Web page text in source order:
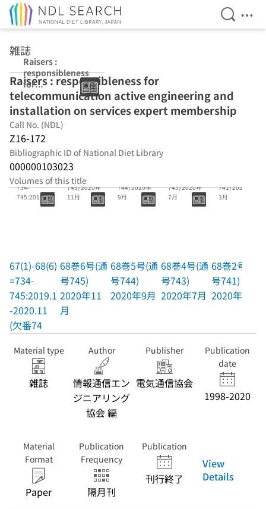
Open
雑誌
Raisers :
responsibleness
for
telecommunicat
ion active
engineering and
installation on
services expert
membership
Raisers : responsibleness for
telecommunication active engineering and
installation on services expert membership
Call No. (NDL)
Z16-172
Bibliographic ID of National Diet Library
000000103023
Volumes of this title
67(1)-68(6)=
734-
745:2019.1-
2020.11 (欠
67(1)-68(6)
=734-
745:2019.1
-2020.11
(欠番74
68巻6号(通号
745) 2020年
11月
68巻6号(通
号745)
2020年11
月
744) 2020年
9月
68巻5号(通
号744)
2020年9月
743) 2020年
7月
68巻4号(通
号743)
2020年7月
741) 2020年
3月
68巻2号(通
号741)
2020年3月
Material type
雑誌
Author
情報通信エン
ジニアリング
協会 編
Publisher
電気通信協会
Publication
date
1998-2020
Material
Format
Paper
Publication
Frequency
隔月刊
Publication
刊行終了
View
Details